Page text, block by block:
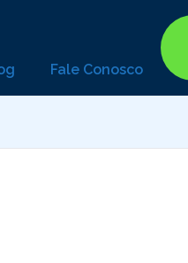
Fale Conosco